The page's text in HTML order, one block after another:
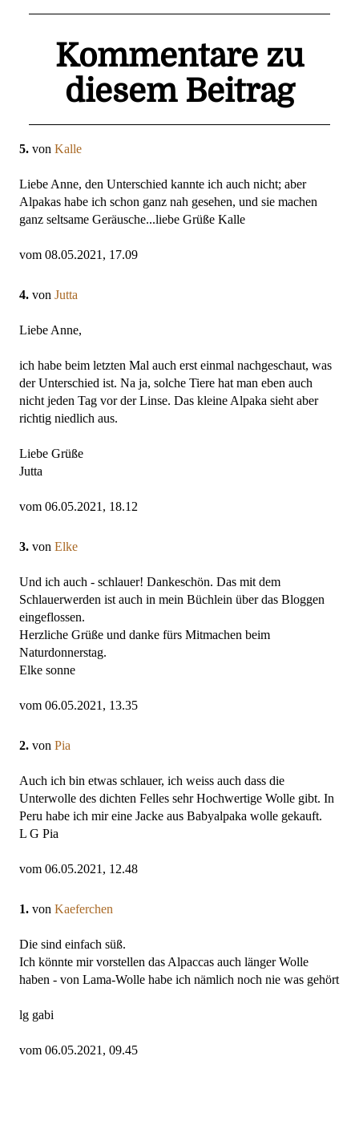
Kommentare zu
diesem Beitrag
5. von Kalle
Liebe Anne, den Unterschied kannte ich auch nicht; aber
Alpakas habe ich schon ganz nah gesehen, und sie machen
ganz seltsame Geräusche...liebe Grüße Kalle
vom 08.05.2021, 17.09
4. von Jutta
Liebe Anne,
ich habe beim letzten Mal auch erst einmal nachgeschaut, was
der Unterschied ist. Na ja, solche Tiere hat man eben auch
nicht jeden Tag vor der Linse. Das kleine Alpaka sieht aber
richtig niedlich aus.
Liebe Grüße
Jutta
vom 06.05.2021, 18.12
3. von Elke
Und ich auch - schlauer! Dankeschön. Das mit dem
Schlauerwerden ist auch in mein Büchlein über das Bloggen
eingeflossen.
Herzliche Grüße und danke fürs Mitmachen beim
Naturdonnerstag.
Elke sonne
vom 06.05.2021, 13.35
2. von Pia
Auch ich bin etwas schlauer, ich weiss auch dass die
Unterwolle des dichten Felles sehr Hochwertige Wolle gibt. In
Peru habe ich mir eine Jacke aus Babyalpaka wolle gekauft.
L G Pia
vom 06.05.2021, 12.48
1. von Kaeferchen
Die sind einfach süß.
Ich könnte mir vorstellen das Alpaccas auch länger Wolle
haben - von Lama-Wolle habe ich nämlich noch nie was gehört
lg gabi
vom 06.05.2021, 09.45